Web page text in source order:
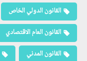
القانون الدولي الخاص
القانون العام الاقتصادي
القانون المدني